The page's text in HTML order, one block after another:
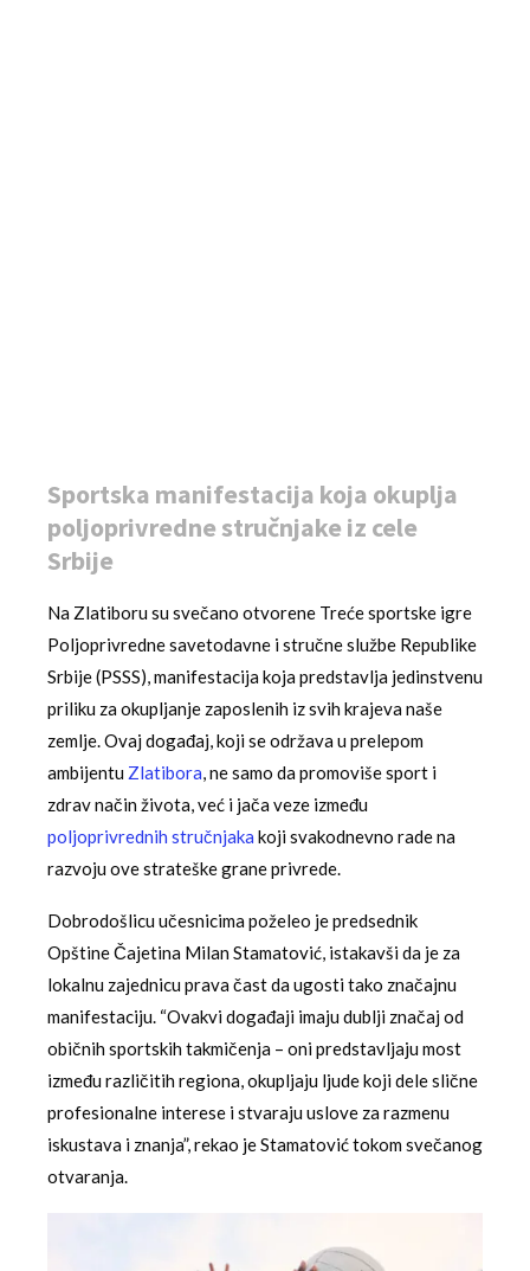
Sportska manifestacija koja okuplja
poljoprivredne stručnjake iz cele
Srbije
Na Zlatiboru su svečano otvorene Treće sportske igre
Poljoprivredne savetodavne i stručne službe Republike
Srbije (PSSS), manifestacija koja predstavlja jedinstvenu
priliku za okupljanje zaposlenih iz svih krajeva naše
zemlje. Ovaj događaj, koji se održava u prelepom
ambijentu Zlatibora, ne samo da promoviše sport i
zdrav način života, već i jača veze između
poljoprivrednih stručnjaka koji svakodnevno rade na
razvoju ove strateške grane privrede.
Dobrodošlicu učesnicima poželeo je predsednik
Opštine Čajetina Milan Stamatović, istakavši da je za
lokalnu zajednicu prava čast da ugosti tako značajnu
manifestaciju. “Ovakvi događaji imaju dublji značaj od
običnih sportskih takmičenja – oni predstavljaju most
između različitih regiona, okupljaju ljude koji dele slične
profesionalne interese i stvaraju uslove za razmenu
iskustava i znanja”, rekao je Stamatović tokom svečanog
otvaranja.